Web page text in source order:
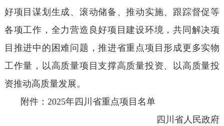
好项目谋划生成、滚动储备、推动实施、跟踪督促等
各项工作，全力营造良好项目建设环境，共同解决项
目推进中的困难问题，推进省重点项目形成更多实物
工作量，以高质量项目支撑高质量投资、以高质量投
资推动高质量发展。
附件：2025年四川省重点项目名单
四川省人民政府